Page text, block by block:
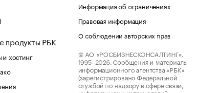
продукты РБК
хостинг
Информация об ограничениях
Правовая информация
О соблюдении авторских прав
© АО «РОСБИЗНЕСКОНСАЛТИНГ»,
1995–2026. Сообщения и материалы
информационного агентства «РБК»
(зарегистрировано Федеральной
службой по надзору в сфере связи,